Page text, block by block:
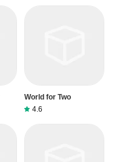
World for Two
4.6